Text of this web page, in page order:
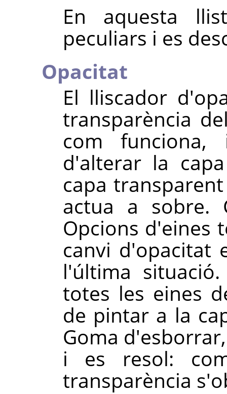
En aquesta
peculiars i es
Opacitat
El lliscador
transparència
com
d'alterar la
capa
actua a sobre.
Opcions d'eines
canvi d'opacitat
l'última
totes les eines
de pintar a la
Goma
i es resol:
transparència